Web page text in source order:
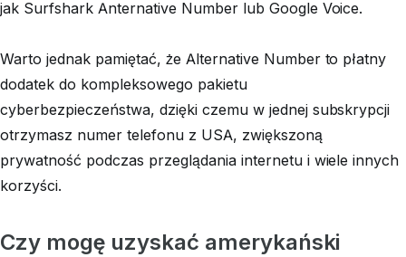
jak Surfshark Anternative Number lub Google Voice.
Warto jednak pamiętać, że Alternative Number to płatny
dodatek do kompleksowego pakietu
cyberbezpieczeństwa, dzięki czemu w jednej subskrypcji
otrzymasz numer telefonu z USA, zwiększoną
prywatność podczas przeglądania internetu i wiele innych
korzyści.
Czy mogę uzyskać amerykański